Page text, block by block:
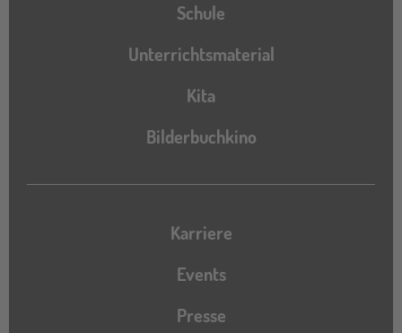
Schule
Unterrichtsmaterial
Kita
Bilderbuchkino
Karriere
Events
Presse